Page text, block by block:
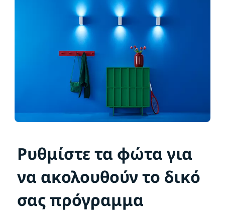
Ρυθμίστε τα φώτα για
να ακολουθούν το δικό
σας πρόγραμμα